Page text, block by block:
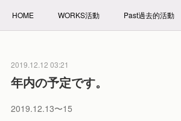
HOME WORKS活動 Past過去的活動
2019.12.12 03:21
年内の予定です。
2019.12.13〜15